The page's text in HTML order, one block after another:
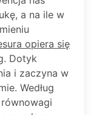
a na ile w
opiera się
. Dotyk
i zaczyna w
Według